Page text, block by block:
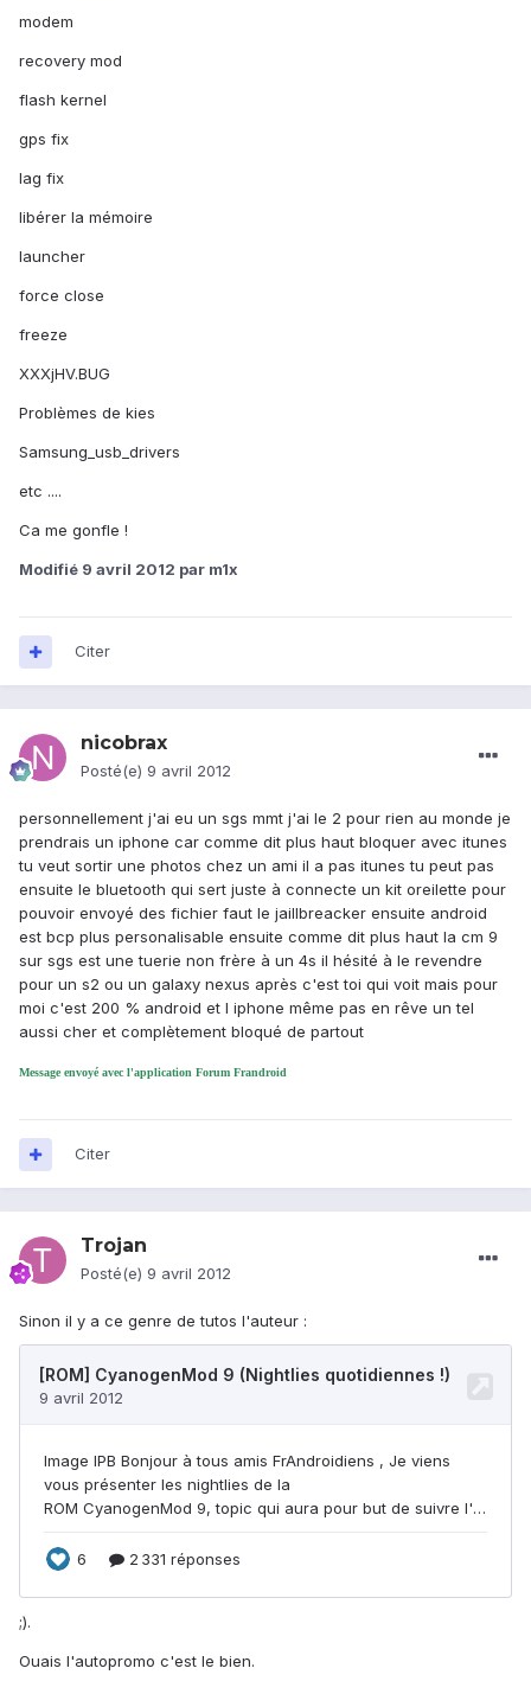
modem
recovery mod
flash kernel
gps fix
lag fix
libérer la mémoire
launcher
force close
freeze
XXXjHV.BUG
Problèmes de kies
Samsung_usb_drivers
etc ....
Ca me gonfle !
Modifié 9 avril 2012 par m1x
Citer
nicobrax
Posté(e) 9 avril 2012
personnellement j'ai eu un sgs mmt j'ai le 2 pour rien au monde je
prendrais un iphone car comme dit plus haut bloquer avec itunes
tu veut sortir une photos chez un ami il a pas itunes tu peut pas
ensuite le bluetooth qui sert juste à connecte un kit oreilette pour
pouvoir envoyé des fichier faut le jaillbreacker ensuite android
est bcp plus personalisable ensuite comme dit plus haut la cm 9
sur sgs est une tuerie non frère à un 4s il hésité à le revendre
pour un s2 ou un galaxy nexus après c'est toi qui voit mais pour
moi c'est 200 % android et l iphone même pas en rêve un tel
aussi cher et complètement bloqué de partout
Message envoyé avec l'application Forum Frandroid
Citer
Trojan
Posté(e) 9 avril 2012
Sinon il y a ce genre de tutos l'auteur :
;).
Ouais l'autopromo c'est le bien.